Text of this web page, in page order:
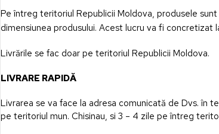
Pe întreg teritoriul Republicii Moldova, produsele
dimensiunea produsului. Acest lucru va fi concretizat
Livrările se fac doar pe teritoriul Republicii Moldova.
LIVRARE RAPIDĂ
Livrarea se va face la adresa comunicată de Dvs. în
pe teritoriul mun. Chisinau, si 3 – 4 zile pe întreg